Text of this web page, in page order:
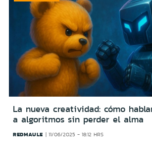
La nueva creatividad: cómo
a algoritmos sin perder el alma
REDMAULE 11/06/2025 - 18:12 HRS